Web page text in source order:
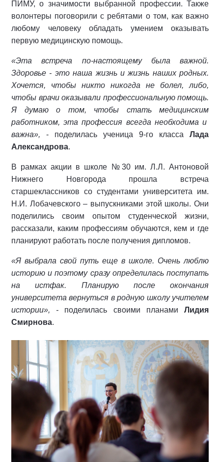
ПИМУ, о значимости выбранной профессии. Также
волонтеры поговорили с ребятами о том, как важно
любому человеку обладать умением оказывать
первую медицинскую помощь.
«Эта встреча по-настоящему была важной.
Здоровье - это наша жизнь и жизнь наших родных.
Хочется, чтобы никто никогда не болел, либо,
чтобы врачи оказывали профессиональную помощь.
Я думаю о том, чтобы стать медицинским
работником, эта профессия всегда необходима и
важна», - поделилась ученица 9-го класса Лада
Александрова.
В рамках акции в школе №30 им. Л.Л. Антоновой
Нижнего Новгорода прошла встреча
старшеклассников со студентами университета им.
Н.И. Лобачевского – выпускниками этой школы. Они
поделились своим опытом студенческой жизни,
рассказали, каким профессиям обучаются, кем и где
планируют работать после получения дипломов.
«Я выбрала свой путь еще в школе. Очень люблю
историю и поэтому сразу определилась поступать
на истфак. Планирую после окончания
университета вернуться в родную школу учителем
истории», - поделилась своими планами Лидия
Смирнова.